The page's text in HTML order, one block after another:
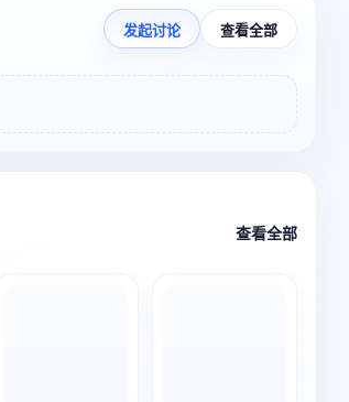
发起讨论 查看全部
查看全部